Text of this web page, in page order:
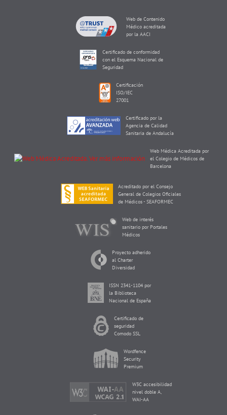
Web de Contenido
Médico acreditada
por la AACI
Certificado de conformidad
con el Esquema Nacional de
Seguridad
Certificación
ISO/IEC
27001
Certificado por la
Agencia de Calidad
Sanitaria de Andalucía
Web Médica Acreditada por
el Colegio de Médicos de
Barcelona
Acreditado por el Consejo
General de Colegios Oficiales
de Médicos - SEAFORMEC
Web de interés
sanitario por Portales
Médicos
Proyecto adherido
al Charter
Diversidad
ISSN 2341-1104 por
la Biblioteca
Nacional de España
Certificado de
seguridad
Comodo SSL
Wordfence
Security
Premium
W3C accesibilidad
nivel doble A,
WAI-AA